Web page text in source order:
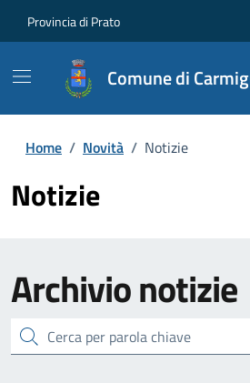
Provincia di Prato
Comune di
Home / Novità / Notizie
Notizie
Archivionotizie
cerca